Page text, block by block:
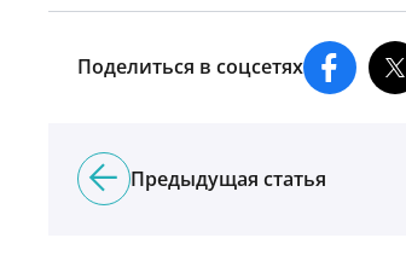
Поделиться в соцсетях
Предыдущая статья